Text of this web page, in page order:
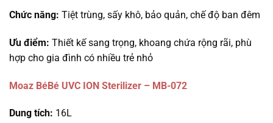
Chức năng: Tiệt trùng, sấy khô, bảo quản, chế độ ban đêm
Ưu điểm: Thiết kế sang trọng, khoang chứa rộng rãi, phù
hợp cho gia đình có nhiều trẻ nhỏ
Moaz BéBé UVC ION Sterilizer – MB-072
Dung tích: 16L